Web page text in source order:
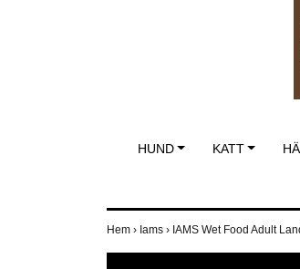
HUND KATT
Hem › Iams › IAMS Wet Food Adult